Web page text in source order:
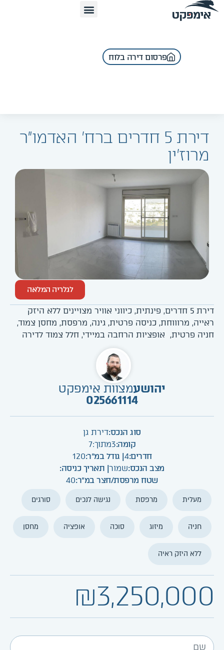
פרסום דירה בלוח
דירת 5 חדרים ברח' האדמו"ר
מרוז'ין
לגלריה המלאה
דירת 5 חדרים, פינתית, כיווני אוויר מצויינים ללא היזק
ראייה, מרוווחת, כניסה פרטית, גינה, מרפסת, מחסן צמוד,
חניה פרטית, אופציות הרחבה במיידי, חלל צמוד לדירה
יהושעמצוות אימפקט
025661114
סוג הנכס:דירת גן
קומה:3מתוך:7
חדרים:4| גודל במ"ר:120
מצב הנכס:שמור| תאריך כניסה:
שטח מרפסת/חצר במ"ר:40
מעלית מרפסת נגישה לנכים סורגים
חניה מיזוג סוכה אופציה מחסן
ללא היזק ראיה
₪3,250,000